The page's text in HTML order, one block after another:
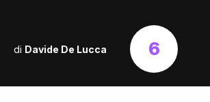
di Davide De Lucca 6